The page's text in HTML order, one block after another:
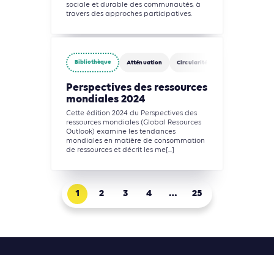
sociale et durable des communautés, à
travers des approches participatives.
Bibliothèque Atténuation Circularité
Perspectives des ressources
mondiales 2024
Cette édition 2024 du Perspectives des
ressources mondiales (Global Resources
Outlook) examine les tendances
mondiales en matière de consommation
de ressources et décrit les me[...]
1 2 3 4 … 25